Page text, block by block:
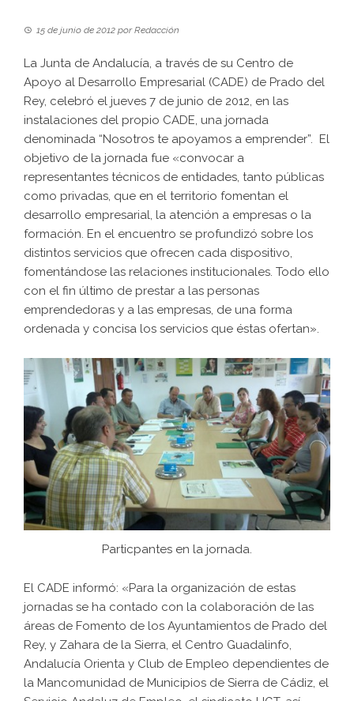
15 de junio de 2012 porRedacción
La Junta de Andalucía, a través de su Centro de
Apoyo al Desarrollo Empresarial (CADE) de Prado del
Rey, celebró el jueves 7 de junio de 2012, en las
instalaciones del propio CADE, una jornada
denominada “Nosotros te apoyamos a emprender”. El
objetivo de la jornada fue «convocar a
representantes técnicos de entidades, tanto públicas
como privadas, que en el territorio fomentan el
desarrollo empresarial, la atención a empresas o la
formación. En el encuentro se profundizó sobre los
distintos servicios que ofrecen cada dispositivo,
fomentándose las relaciones institucionales. Todo ello
con el fin último de prestar a las personas
emprendedoras y a las empresas, de una forma
ordenada y concisa los servicios que éstas ofertan».
Particpantes en la jornada.
El CADE informó: «Para la organización de estas
jornadas se ha contado con la colaboración de las
áreas de Fomento de los Ayuntamientos de Prado del
Rey, y Zahara de la Sierra, el Centro Guadalinfo,
Andalucía Orienta y Club de Empleo dependientes de
la Mancomunidad de Municipios de Sierra de Cádiz, el